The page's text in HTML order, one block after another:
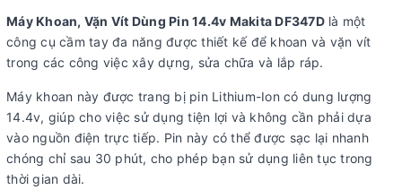
Máy Khoan, Vặn Vít Dùng Pin 14.4v Makita DF347Dlà một
công cụ cầm tay đa năng được thiết kế để khoan và vặn vít
trong các công việc xây dựng, sửa chữa và lắp ráp.
Máy khoan này được trang bị pin Lithium-Ion có dung lượng
14.4v, giúp cho việc sử dụng tiện lợi và không cần phải dựa
vào nguồn điện trực tiếp. Pin này có thể được sạc lại nhanh
chóng chỉ sau 30 phút, cho phép bạn sử dụng liên tục trong
thời gian dài.